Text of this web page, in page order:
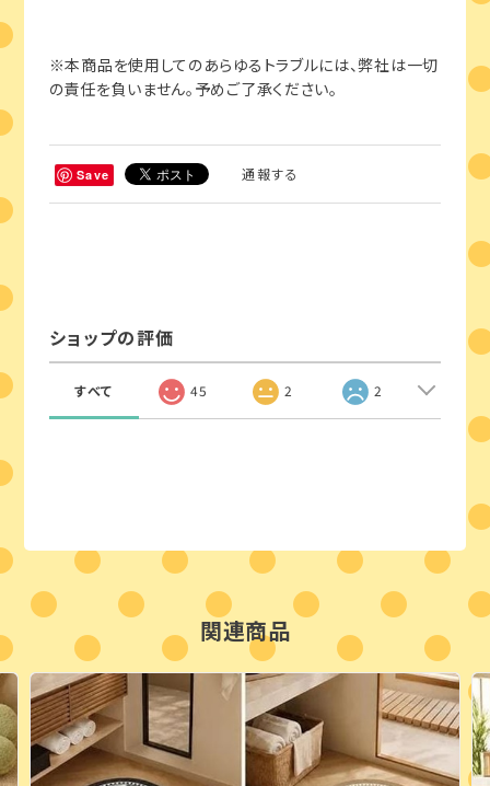
※本商品を使用してのあらゆるトラブルには、弊社は一切
の責任を負いません。予めご了承ください。
Save 通報する
ショップの評価
すべて 45 2 2
関連商品